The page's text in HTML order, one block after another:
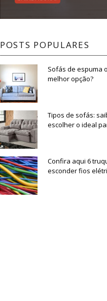
POSTS POPULARES
Sofás de espuma
melhor opção?
Tipos de sofás:
escolher o ideal
Confira aqui 6
esconder fios